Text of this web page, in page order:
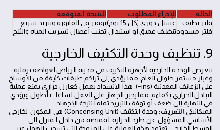
الحالة الإجراء المطلوب
النتيجة المتوقعة
فلتر نظيف
غسيل دوري (كل 15 يوم)
توفير في الفاتورة وتبريد سريع
فلتر مسدودتنظيف عميق أو استبدال تجنب أعطال تسريب المياه والثلج
9. تنظيف وحدة التكثيف الخارجية
تتعرض الوحدة الخارجية لأجهزة التكييف في مدينة الرياض لعواصف رملية
وغبار مستمر طوال العام، مما يؤدي إلى تراكم طبقات كثيفة من الأوساخ
على الزعانف المعدنية (Fins). هذا الانسداد يعمل كعازل حراري يمنع عملية
التبادل الحراري بكفاءة، مما يجبر الجهاز على العمل لساعات أطول ويؤدي
في النهاية إلى ضعف أو توقف التبريد تماماً نتيجة الإجهاد
الميكانيكي. التعريف:
وحدة التكثيف (Condensing Unit) هي المكون الخارجي
الأساسي المسؤول عن طرد الحرارة الممتصة من داخل المنزل إلى
الوسط الخارجي. تعتمد هذه العملية على المروحة التي تسحب الهواء عبر